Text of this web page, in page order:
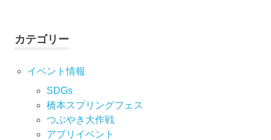
カテゴリー
イベント情報
SDGs
橋本スプリングフェス
つぶやき大作戦
アプリイベント